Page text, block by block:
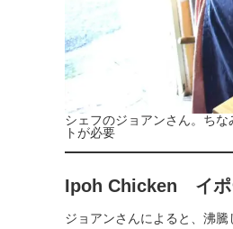
シェフのジョアンさん。ち
トが必要
Ipoh Chicken イポ
ジョアンさんによると、沸